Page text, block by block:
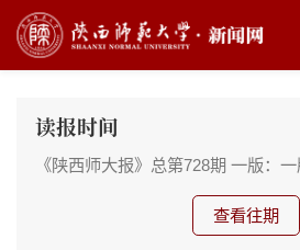
读报时间
《陕西师大报》总第728期 一版：一
查看往期